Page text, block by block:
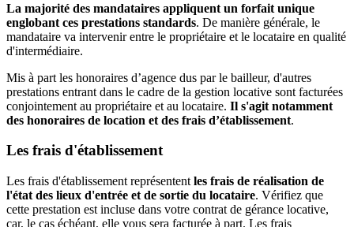
La majorité des mandataires appliquent un forfait unique
englobant ces prestations standards. De manière générale, le
mandataire va intervenir entre le propriétaire et le locataire en qualité
d'intermédiaire.
Mis à part les honoraires d’agence dus par le bailleur, d'autres
prestations entrant dans le cadre de la gestion locative sont facturées
conjointement au propriétaire et au locataire. Il s'agit notamment
des honoraires de location et des frais d’établissement.
Les frais d'établissement
Les frais d'établissement représentent les frais de réalisation de
l'état des lieux d'entrée et de sortie du locataire. Vérifiez que
cette prestation est incluse dans votre contrat de gérance locative,
car, le cas échéant, elle vous sera facturée à part. Les frais